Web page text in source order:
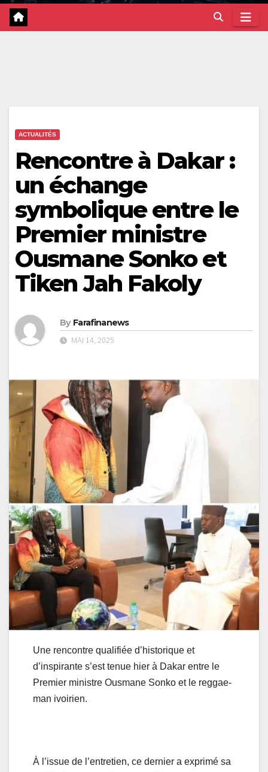
ACTUALITÉS
Rencontre à Dakar :
un échange
symbolique entre le
Premier ministre
Ousmane Sonko et
Tiken Jah Fakoly
By Farafinanews
MAI 14, 2025
Une rencontre qualifiée d’historique et
d’inspirante s’est tenue hier à Dakar entre le
Premier ministre Ousmane Sonko et le reggae-
man ivoirien.
À l’issue de l’entretien, ce dernier a exprimé sa